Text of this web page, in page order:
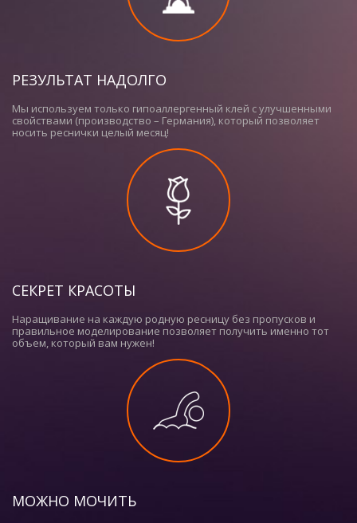
РЕЗУЛЬТАТ НАДОЛГО
Мы используем только гипоаллергенный клей с улучшенными
свойствами (производство – Германия), который позволяет
носить реснички целый месяц!
СЕКРЕТ КРАСОТЫ
Наращивание на каждую родную ресницу без пропусков и
правильное моделирование позволяет получить именно тот
объем, который вам нужен!
МОЖНО МОЧИТЬ